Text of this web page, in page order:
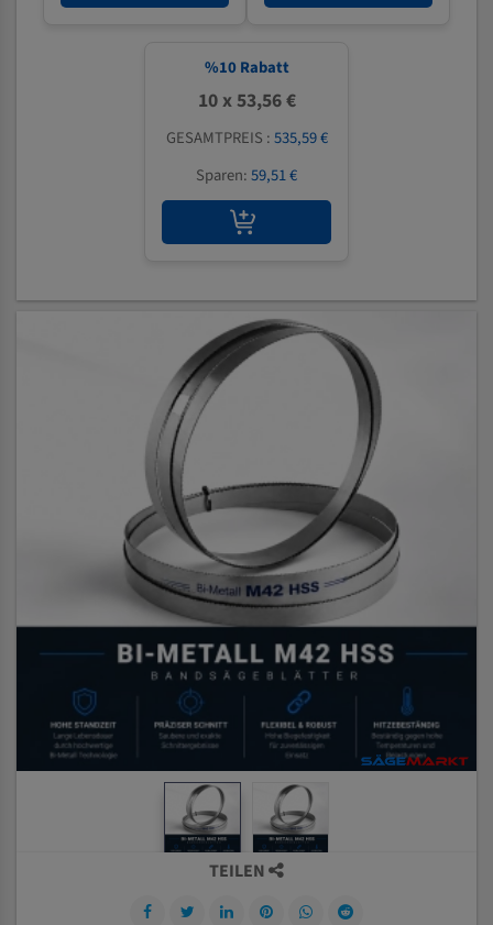
%10 Rabatt
10 x 53,56 €
GESAMTPREIS :535,59 €
Sparen:59,51 €
TEILEN